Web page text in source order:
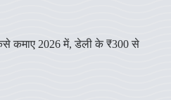
कमाए 2026 में, डेली के ₹300 से